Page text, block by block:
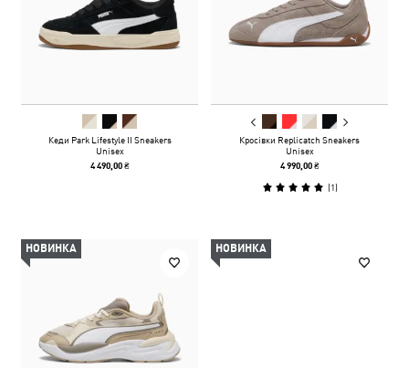
Кеди Park Lifestyle II Sneakers
Unisex
4 490,00 ₴
Кросівки Replicatch Sneakers
Unisex
4 990,00 ₴
(1)
НОВИНКА НОВИНКА